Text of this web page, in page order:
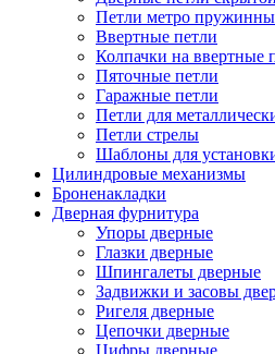
Петли метро
Ввертные петли
Колпачки на ввертные
Пяточные петли
Гаражные петли
Петли для
Петли стрелы
Шаблоны для
Цилиндровые механизмы
Броненакладки
Дверная фурнитура
Упоры дверные
Глазки дверные
Шпингалеты дверные
Задвижки и засовы
Ригеля дверные
Цепочки дверные
Цифры дверные